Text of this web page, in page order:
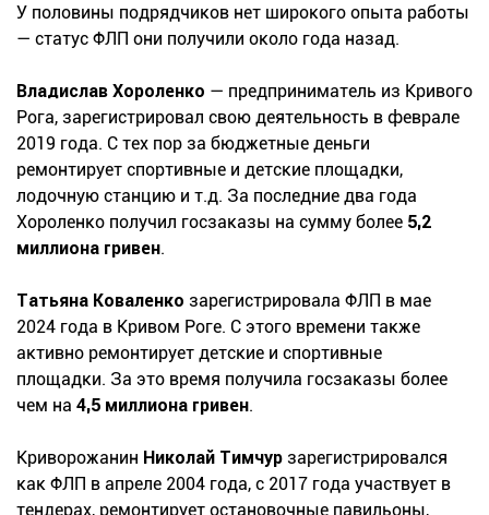
У половины подрядчиков нет широкого опыта работы
— статус ФЛП они получили около года назад.
Владислав Хороленко — предприниматель из Кривого
Рога, зарегистрировал свою деятельность в феврале
2019 года. С тех пор за бюджетные деньги
ремонтирует спортивные и детские площадки,
лодочную станцию и т.д. За последние два года
Хороленко получил госзаказы на сумму более 5,2
миллиона гривен.
Татьяна Коваленко зарегистрировала ФЛП в мае
2024 года в Кривом Роге. С этого времени также
активно ремонтирует детские и спортивные
площадки. За это время получила госзаказы более
чем на 4,5 миллиона гривен.
Криворожанин Николай Тимчур зарегистрировался
как ФЛП в апреле 2004 года, с 2017 года участвует в
тендерах, ремонтирует остановочные павильоны,